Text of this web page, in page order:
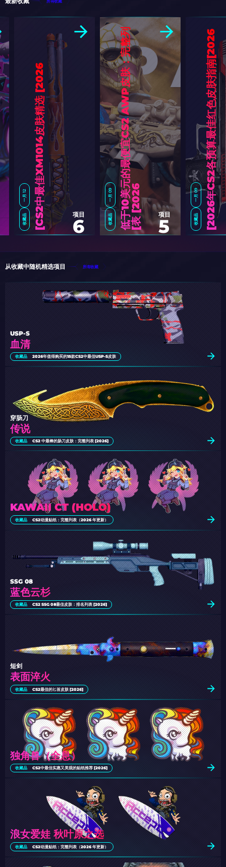
一月 09
收藏品
2
0
2
6
年
C
S
2
各
预
算
最
佳
红
色
皮
肤
指
南
[
2
0
2
6
]
一月 09
收藏品 低
于
1
0
美
元
的
最
便
宜
C
S
2
A
W
P
皮
肤
：
完
整
列
表
[
2
0
26
] 项目
5
一月 12
收藏品
C
S
2
中
最
佳
X
M
1
0
1
4
皮
肤
精
选
[
2
0
2
6
] 项目
6
从收藏中随机精选项目 所有收藏
血清
USP-S
收藏品 2026年值得购买的15款CS2中最佳USP-S皮肤
传说
穿肠刀
收藏品 CS2 中最棒的肠刀皮肤：完整列表 [2026]
KAWAII CT (HOLO)
收藏品 CS2动漫贴纸：完整列表（2026 年更新）
蓝色云杉
SSG 08
收藏品 CS2 SSG 08最佳皮肤：排名列表 [2026]
表面淬火
短剑
收藏品 CS2最佳的匕首皮肤 [2026]
独角兽（全息）
收藏品 CS2中最佳实惠又美观的贴纸推荐 [2026]
浪女爱娃 秋叶原之选
收藏品 CS2动漫贴纸：完整列表（2026 年更新）